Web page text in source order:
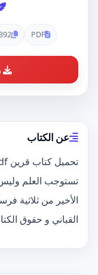
PDF
392
عن الكتاب
تستوجب العلم
الأخير من ثلاثية
القباني و حقوق